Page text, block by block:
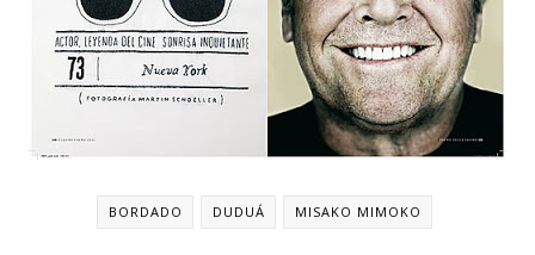
BORDADO DUDUÁ MISAKO MIMOKO